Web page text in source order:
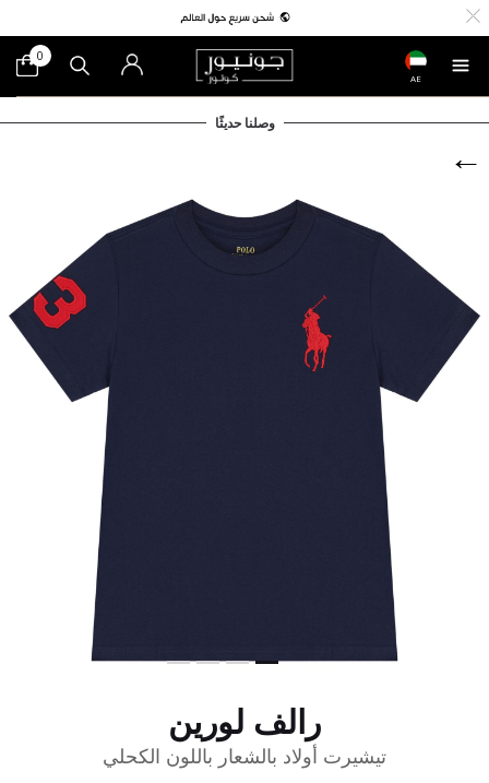
AE
0
وصلنا حديثًا
رالف لورين
تيشيرت أولاد بالشعار باللون الكحلي